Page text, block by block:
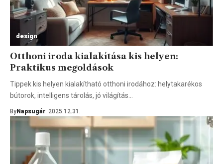
design
Otthoni iroda kialakítása kis helyen:
Praktikus megoldások
Tippek kis helyen kialakítható otthoni irodához: helytakarékos
bútorok, intelligens tárolás, jó világítás…
ByNapsugár 2025.12.31.